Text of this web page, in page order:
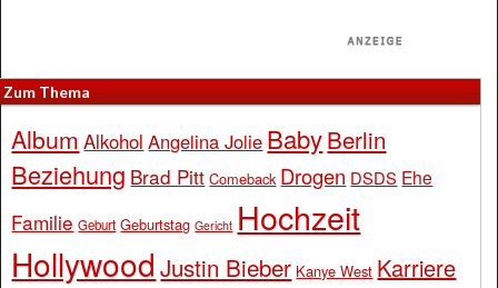
Zum Thema
Album Alkohol Angelina Jolie BabyBerlin
Beziehung Brad Pitt Comeback Drogen DSDS Ehe
Familie Geburt Geburtstag Gericht Hochzeit
Hollywood Justin Bieber Kanye West Karriere